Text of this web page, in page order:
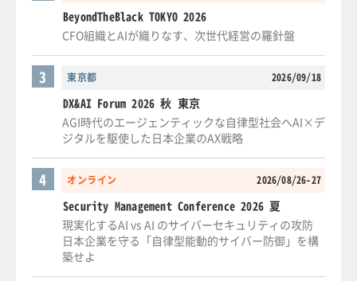
BeyondTheBlack TOKYO 2026
CFO組織とAIが織りなす、次世代経営の羅針盤
東京都 2026/09/18
3
DX&AI Forum 2026 秋 東京
AGI時代のエージェンティックな自律型社会へAI×デ
ジタルを駆使した日本企業のAX戦略
オンライン 2026/08/26-27
4
Security Management Conference 2026 夏
現実化するAI vs AI のサイバーセキュリティの攻防
日本企業を守る「自律型能動的サイバー防御」を構
築せよ